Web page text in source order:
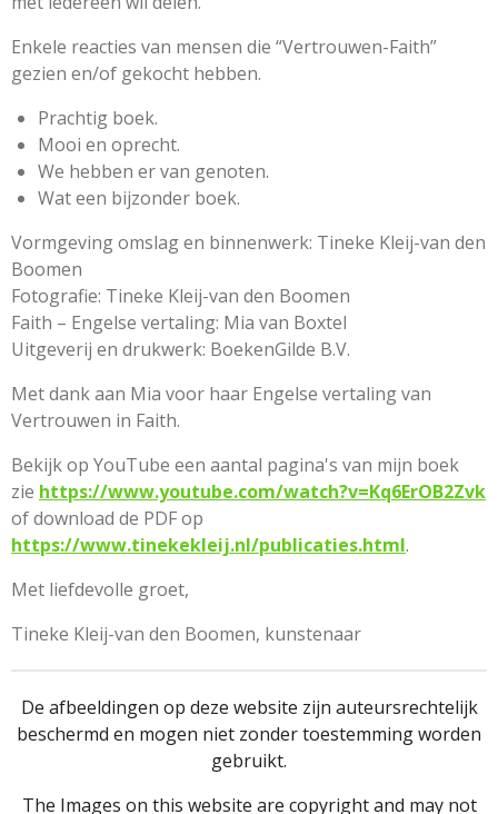
Enkele reacties van mensen die “Vertrouwen-Faith”
gezien en/of gekocht hebben.
Prachtig boek.
Mooi en oprecht.
We hebben er van genoten.
Wat een bijzonder boek.
Vormgeving omslag en binnenwerk: Tineke Kleij-van den
Boomen
Fotografie: Tineke Kleij-van den Boomen
Faith – Engelse vertaling: Mia van Boxtel
Uitgeverij en drukwerk: BoekenGilde B.V.
Met dank aan Mia voor haar Engelse vertaling van
Vertrouwen in Faith.
Bekijk op YouTube een aantal pagina's van mijn boek
zie https://www.youtube.com/watch?v=Kq6ErOB2Zvk
of download de PDF op
https://www.tinekekleij.nl/publicaties.html.
Met liefdevolle groet,
Tineke Kleij-van den Boomen, kunstenaar
De afbeeldingen op deze website zijn auteursrechtelijk
beschermd en mogen niet zonder toestemming worden
gebruikt.
The Images on this website are copyright and may not